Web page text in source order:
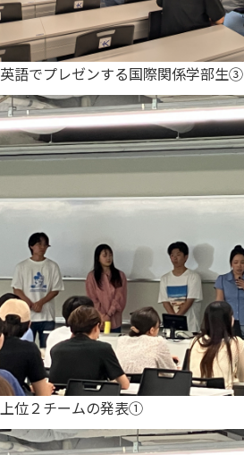
英語でプレゼンする国際関係学部生③
上位２チームの発表①